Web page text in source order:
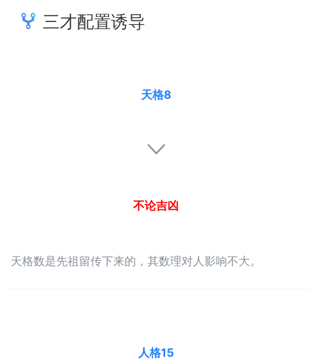
三才配置诱导
天格8
不论吉凶
天格数是先祖留传下来的，其数理对人影响不大。
人格15